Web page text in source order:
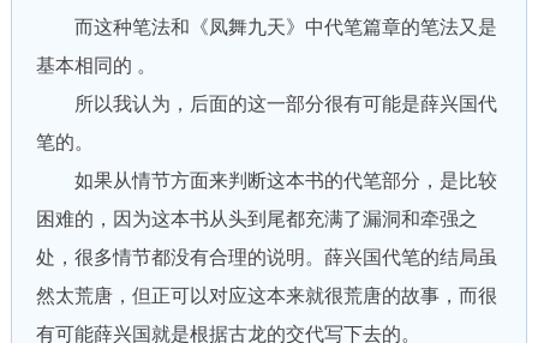
而这种笔法和《凤舞九天》中代笔篇章的笔法又是
基本相同的 。
所以我认为，后面的这一部分很有可能是薛兴国代
笔的。
如果从情节方面来判断这本书的代笔部分，是比较
困难的，因为这本书从头到尾都充满了漏洞和牵强之
处，很多情节都没有合理的说明。薛兴国代笔的结局虽
然太荒唐，但正可以对应这本来就很荒唐的故事，而很
有可能薛兴国就是根据古龙的交代写下去的。